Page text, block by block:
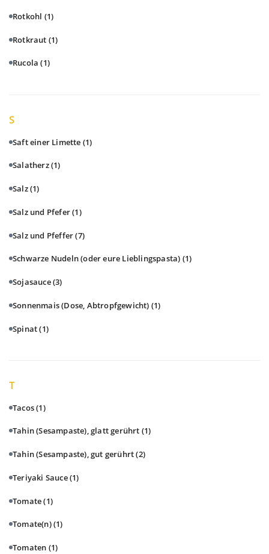
Rotkohl (1)
Rotkraut (1)
Rucola(1)
S
Saft einer Limette (1)
Salatherz(1)
Salz(1)
Salz und Pfefer(1)
Salz und Pfeffer(7)
Schwarze Nudeln (oder eure Lieblingspasta) (1)
Sojasauce(3)
Sonnenmais (Dose, Abtropfgewicht) (1)
Spinat(1)
T
Tacos(1)
Tahin (Sesampaste), glatt gerührt (1)
Tahin (Sesampaste), gut gerührt(2)
Teriyaki Sauce(1)
Tomate(1)
Tomate(n)(1)
Tomaten (1)